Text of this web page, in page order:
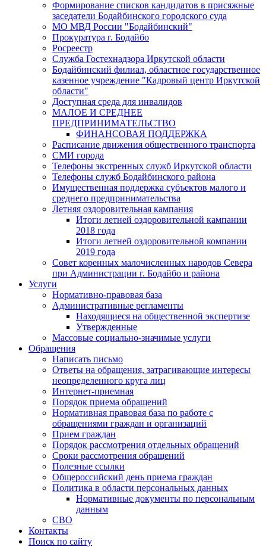
Формирование списков кандидатов в присяжные
заседатели Бодайбинского городского суда
МО МВД России "Бодайбинский"
Прокуратура г. Бодайбо
Росреестр
Служба Гостехнадзора Иркутской области
Бодайбинский филиал, областное государственное
казенное учреждение "Кадровый центр Иркутской
области"
Доступная среда для инвалидов
МАЛОЕ И СРЕДНЕЕ
ПРЕДПРИНИМАТЕЛЬСТВО
ФИНАНСОВАЯ ПОДДЕРЖКА
Расписание движения общественного транспорта
СМИ города
Телефоны экстренных служб Иркутской области
Телефоны служб Бодайбинского района
Имущественная поддержка субъектов малого и
среднего предпринимательства
Летняя оздоровительная кампания
Итоги летней оздоровительной кампании
2018 года
Итоги летней оздоровительной компании
2019 года
Совет коренных малочисленных народов Севера
при Администрации г. Бодайбо и района
Услуги
Нормативно-правовая база
Административные регламенты
Находящиеся на общественной экспертизе
Утвержденные
Массовые социально-значимые услуги
Обращения
Написать письмо
Ответы на обращения, затрагивающие интересы
неопределенного круга лиц
Интернет-приемная
Порядок приема обращений
Нормативная правовая база по работе с
обращениями граждан и организаций
Прием граждан
Порядок рассмотрения отдельных обращений
Сроки рассмотрения обращений
Полезные ссылки
Общероссийский день приема граждан
Политика в области персональных данных
Нормативные документы по персональным
данным
СВО
Контакты
Поиск по сайту